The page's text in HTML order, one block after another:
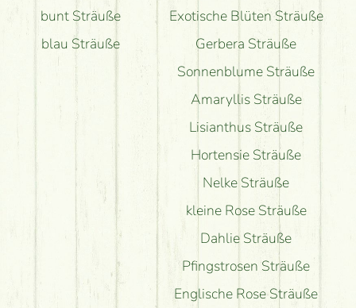
bunt Sträuße
blau Sträuße
Exotische Blüten Sträuße
Gerbera Sträuße
Sonnenblume Sträuße
Amaryllis Sträuße
Lisianthus Sträuße
Hortensie Sträuße
Nelke Sträuße
kleine Rose Sträuße
Dahlie Sträuße
Pfingstrosen Sträuße
Englische Rose Sträuße